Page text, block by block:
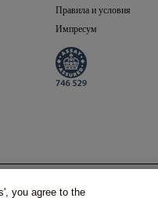
Правила и условия
Импресум
0.30,K,SI1)
you agree to the